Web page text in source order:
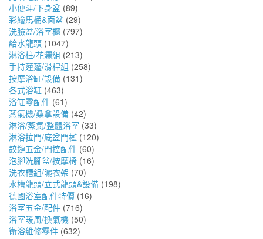
小便斗/下身盆 (89)
彩繪馬桶&面盆 (29)
洗臉盆/浴室櫃 (797)
給水龍頭 (1047)
淋浴柱/花灑組 (213)
手持蓮蓬/滑桿組 (258)
按摩浴缸/設備 (131)
各式浴缸 (463)
浴缸零配件 (61)
蒸氣機/桑拿設備 (42)
淋浴/蒸氣/整體浴室 (33)
淋浴拉門/底盆門檻 (120)
鉸鏈五金/門控配件 (60)
泡腳洗腳盆/按摩椅 (16)
洗衣槽組/曬衣架 (70)
水槽龍頭/立式龍頭&設備 (198)
德國浴室配件特價 (16)
浴室五金/配件 (716)
浴室暖風/換氣機 (50)
衛浴維修零件 (632)